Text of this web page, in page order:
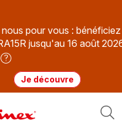
pour vous :
jusqu'au 16 août
Je découvre